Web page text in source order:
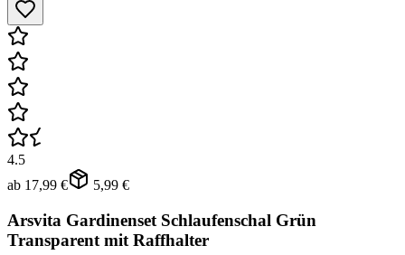
4.5
ab 17,99 € 5,99 €
Arsvita Gardinenset Schlaufenschal Grün
Transparent mit Raffhalter